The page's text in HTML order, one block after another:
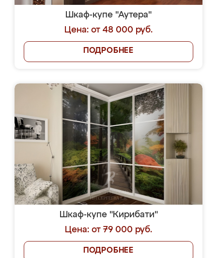
Шкаф-купе "Аутера"
Цена: от 48 000 руб.
ПОДРОБНЕЕ
Шкаф-купе "Кирибати"
Цена: от 79 000 руб.
ПОДРОБНЕЕ